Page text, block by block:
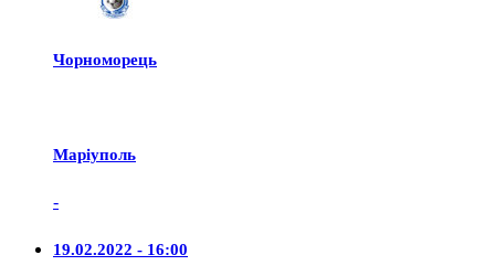
Чорноморець
Маріуполь
-
19.02.2022 - 16:00